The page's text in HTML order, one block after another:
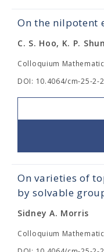
On the nilpotent
C. S. Hoo, K. P.
Colloquium
DOI: 10.4064/cm-25-2-
On varieties of
by solvable
Sidney A. Morris
Colloquium